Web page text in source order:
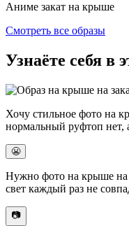
Аниме закат на крыше
Смотреть все образы
Узнаёте себя в
Хочу стильное фото на
нормальный руфтоп нет,
😬
Нужно фото на крыше на
свет каждый раз не
📷